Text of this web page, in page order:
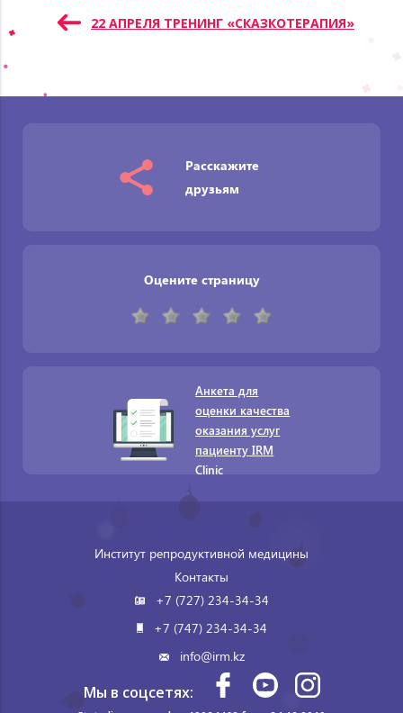
записям
22 АПРЕЛЯ ТРЕНИНГ «СКАЗКОТЕРАПИЯ»
Расскажите
друзьям
Оцените страницу
Анкета для
оценки качества
оказания услуг
пациенту IRM
Clinic
Институт репродуктивной медицины
Контакты
+7 (727) 234-34-34
+7 (747) 234-34-34
info@irm.kz
Мы в соцсетях: